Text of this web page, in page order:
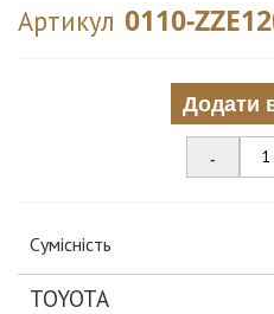
Артикул 0110-
Додати
-
Сумісність
TOYOTA